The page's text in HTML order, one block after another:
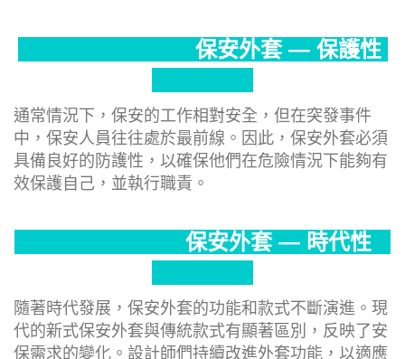
保安外套 — 保護性
通常情況下，保安的工作相對安全，但在突發事件
中，保安人員往往處於最前線。因此，保安外套必須
具備良好的防護性，以確保他們在危險情況下能夠有
效保護自己，並執行職責。
保安外套 — 時代性
隨著時代發展，保安外套的功能和款式不斷演進。現
代的新式保安外套與傳統款式有顯著區別，反映了安
保需求的變化。設計師們持續改進外套功能，以適應